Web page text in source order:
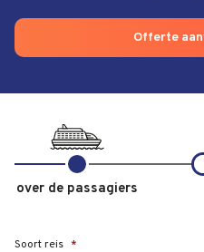
Offerte
over de passagiers
Soort reis *